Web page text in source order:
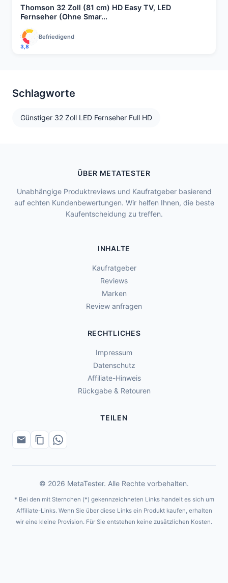
Thomson 32 Zoll (81 cm) HD Easy TV, LED
Fernseher (Ohne Smar...
3,8
Befriedigend
Schlagworte
Günstiger 32 Zoll LED Fernseher Full HD
ÜBER METATESTER
Unabhängige Produktreviews und Kaufratgeber basierend
auf echten Kundenbewertungen. Wir helfen Ihnen, die beste
Kaufentscheidung zu treffen.
INHALTE
Kaufratgeber
Reviews
Marken
Review anfragen
RECHTLICHES
Impressum
Datenschutz
Affiliate-Hinweis
Rückgabe & Retouren
TEILEN
© 2026 MetaTester. Alle Rechte vorbehalten.
* Bei den mit Sternchen (*) gekennzeichneten Links handelt es sich um
Affiliate-Links. Wenn Sie über diese Links ein Produkt kaufen, erhalten
wir eine kleine Provision. Für Sie entstehen keine zusätzlichen Kosten.